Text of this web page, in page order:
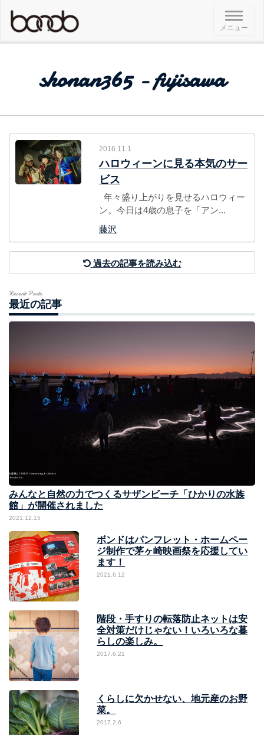
メ
ニ
ュ
メニュー
shonan365 - fujisawa
2016.11.1
ハロウィーンに見る本気のサー
ビス
年々盛り上がりを見せるハロウィー
ン。今日は4歳の息子を「アン...
藤沢
過去の記事を読み込む
Recent Posts
最近の記事
みんなと自然の力でつくるサザンビーチ「ひかりの水族
館」が開催されました
2021.12.15
ボンドはパンフレット・ホームペー
ジ制作で茅ヶ崎映画祭を応援してい
ます！
2021.6.12
階段・手すりの転落防止ネットは安
全対策だけじゃない！いろいろな暮
らしの楽しみ。
2017.6.21
くらしに欠かせない、地元産のお野
菜。
2017.2.6